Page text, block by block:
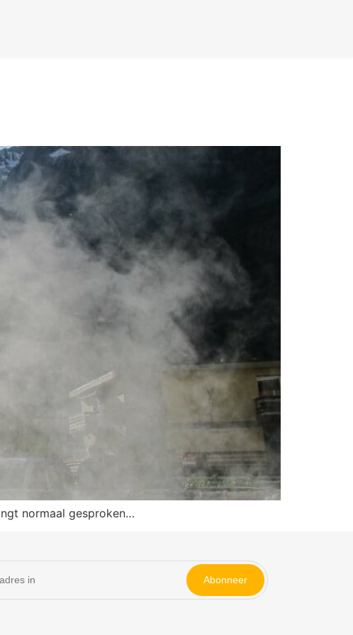
normaal gesproken…
Abonneer